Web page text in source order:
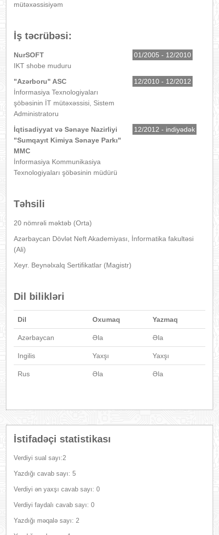
mütəxəssisiyəm
İş təcrübəsi:
NurSOFT
IKT shobe muduru
01/2005 - 12/2010
"Azərboru" ASC
İnformasiya Texnologiyaları
şöbəsinin İT mütəxəssisi, Sistem
Administratoru
12/2010 - 12/2012
İqtisadiyyat və Sənaye Nazirliyi
"Sumqayıt Kimiya Sənaye Parkı"
MMC
İnformasiya Kommunikasiya
Texnologiyaları şöbəsinin müdürü
12/2012 - indiyədək
Təhsili
20 nömrəli məktəb (Orta)
Azərbaycan Dövlət Neft Akademiyası, İnformatika fakultəsi
(Ali)
Xeyr. Beynəlxalq Sertifikatlar (Magistr)
Dil bilikləri
Dil Oxumaq Yazmaq
Azərbaycan Əla Əla
Ingilis Yaxşı Yaxşı
Rus Əla Əla
İstifadəçi statistikası
Verdiyi sual sayı:2
Yazdığı cavab sayı: 5
Verdiyi ən yaxşı cavab sayı: 0
Verdiyi faydalı cavab sayı: 0
Yazdığı məqalə sayı: 2